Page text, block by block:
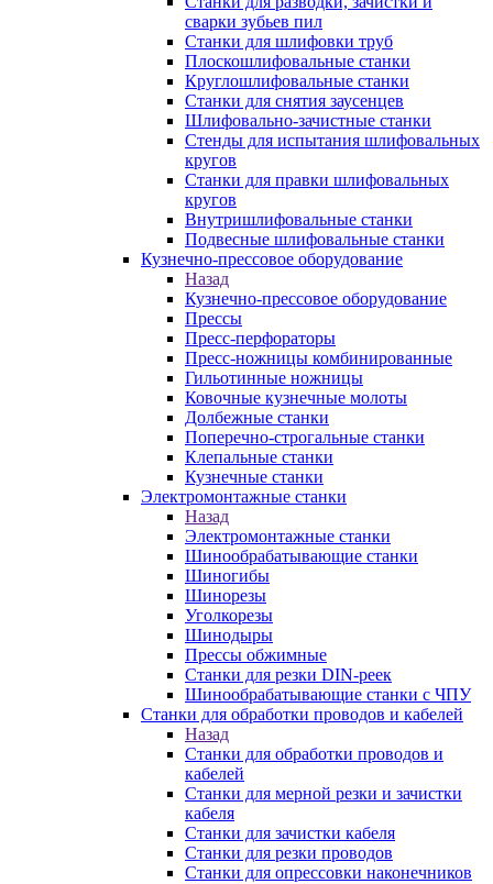
сварки зубьев пил
Станки для шлифовки труб
Плоскошлифовальные станки
Круглошлифовальные станки
Станки для снятия заусенцев
Шлифовально-зачистные станки
Стенды для испытания шлифовальных
кругов
Станки для правки шлифовальных
кругов
Внутришлифовальные станки
Подвесные шлифовальные станки
Кузнечно-прессовое оборудование
Назад
Кузнечно-прессовое оборудование
Прессы
Пресс-перфораторы
Пресс-ножницы комбинированные
Гильотинные ножницы
Ковочные кузнечные молоты
Долбежные станки
Поперечно-строгальные станки
Клепальные станки
Кузнечные станки
Электромонтажные станки
Назад
Электромонтажные станки
Шинообрабатывающие станки
Шиногибы
Шинорезы
Уголкорезы
Шинодыры
Прессы обжимные
Станки для резки DIN-реек
Шинообрабатывающие станки с ЧПУ
Станки для обработки проводов и кабелей
Назад
Станки для обработки проводов и
кабелей
Станки для мерной резки и зачистки
кабеля
Станки для зачистки кабеля
Станки для резки проводов
Станки для опрессовки наконечников